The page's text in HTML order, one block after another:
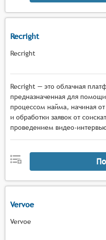
Recright
Recright
Recright — это облачная
предназначенная для
процессом найма, начиная
и обработки заявок от
проведением видео-
Vervoe
Vervoe